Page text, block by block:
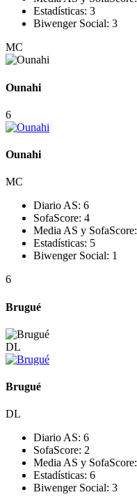
Estadísticas: 3
Biwenger Social: 3
MC
Ounahi
6
Ounahi
MC
Diario AS: 6
SofaScore: 4
Media AS y SofaScore:
Estadísticas: 5
Biwenger Social: 1
6
Brugué
DL
Brugué
DL
Diario AS: 6
SofaScore: 2
Media AS y SofaScore:
Estadísticas: 6
Biwenger Social: 3